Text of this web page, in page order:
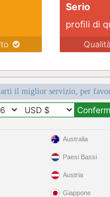
Serio
profili di
il miglior servizio, per
Australia
Paesi Bassi
Austria
Giappone